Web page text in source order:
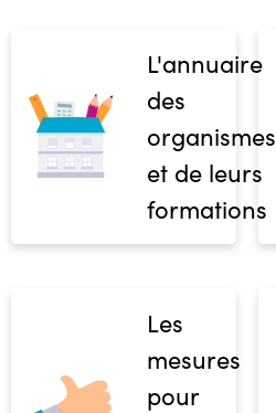
L'annuaire
des
organismes
et de leurs
formations
Les
mesures
pour